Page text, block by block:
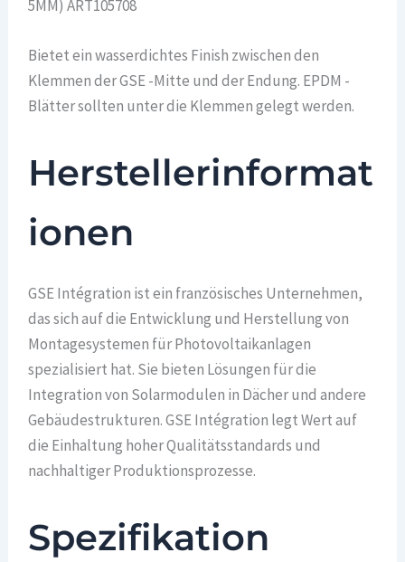
5MM) ART105708
Bietet ein wasserdichtes Finish zwischen den
Klemmen der GSE -Mitte und der Endung. EPDM -
Blätter sollten unter die Klemmen gelegt werden.
Herstellerinformat
ionen
GSE Intégration ist ein französisches Unternehmen,
das sich auf die Entwicklung und Herstellung von
Montagesystemen für Photovoltaikanlagen
spezialisiert hat. Sie bieten Lösungen für die
Integration von Solarmodulen in Dächer und andere
Gebäudestrukturen. GSE Intégration legt Wert auf
die Einhaltung hoher Qualitätsstandards und
nachhaltiger Produktionsprozesse.
Spezifikation